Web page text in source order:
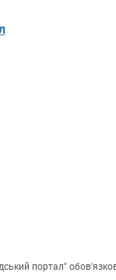
портал"